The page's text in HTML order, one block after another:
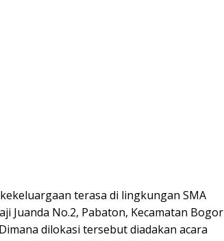
terasa di lingkungan SMA
Juanda No.2, Pabaton, Kecamatan Bogor
dilokasi tersebut diadakan acara